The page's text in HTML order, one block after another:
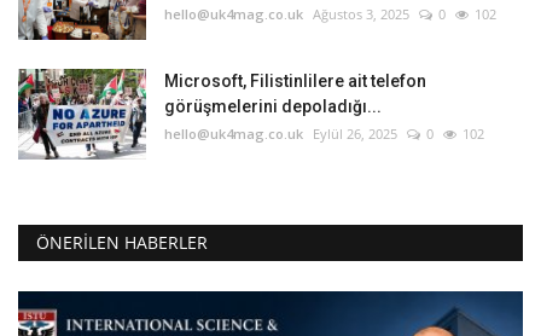
hello@uk4mag.co.uk Ağustos 3, 2025 0 102
Microsoft, Filistinlilere ait telefon
görüşmelerini depoladığı...
hello@uk4mag.co.uk Eylül 26, 2025 0 102
ÖNERILEN HABERLER